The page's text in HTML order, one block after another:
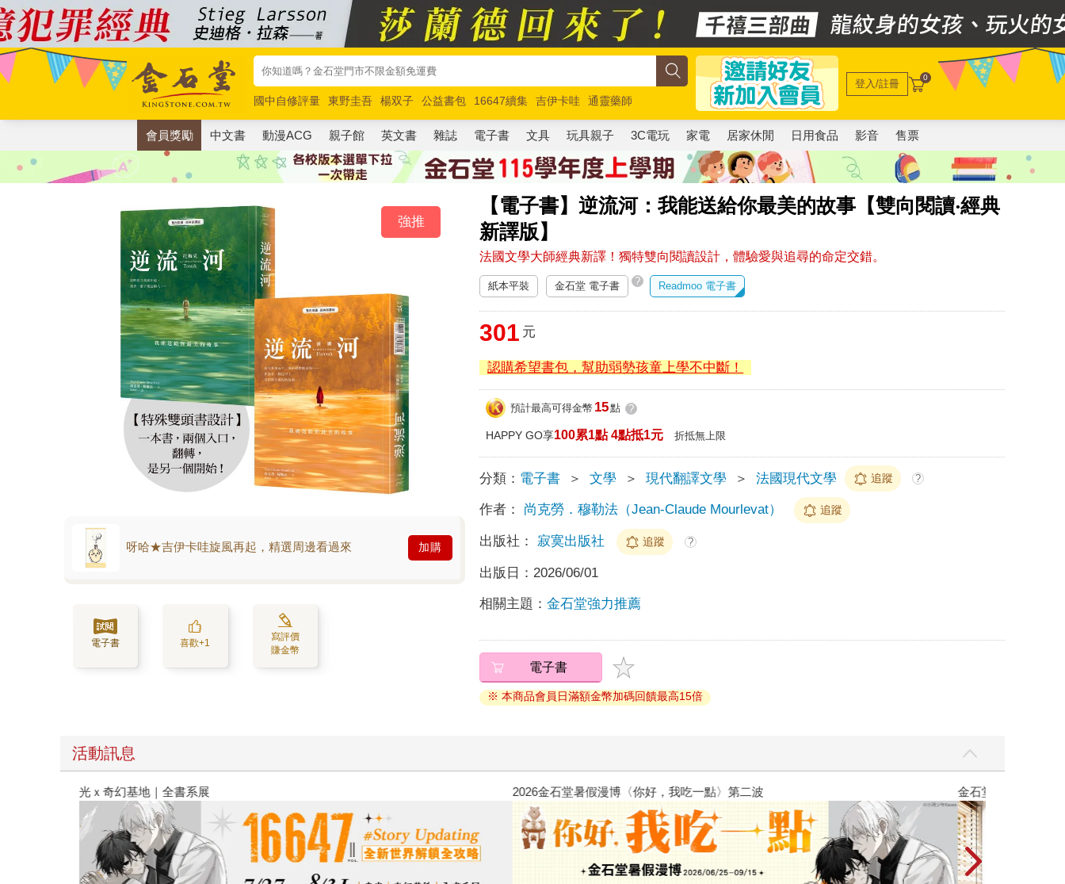
國中自修評量 東野圭吾 楊双子 公益書包 16647續集 吉伊卡哇
通靈藥師
唯紅花綻放
奧德賽 路邊攤新作 馬斯克 玩具總動員5 超慢跑
登入/註冊 0
會員獎勵 中文書 動漫ACG 親子館 英文書 雜誌 電子書 文具 玩具親子 3C電玩 家電 居家休閒 日用食品 影音 售票
【電子書】逆流河：我能送給你最美的故事【雙向閱讀‧經典
新譯版】
法國文學大師經典新譯！獨特雙向閱讀設計，體驗愛與追尋的命定交錯。
強推
呀哈★吉伊卡哇旋風再起，精選周邊看過來 加購
電子書 喜歡+1
寫評價
賺金幣
紙本平裝 金石堂 電子書 ? Readmoo 電子書
301 元
認購希望書包，幫助弱勢孩童上學不中斷！
預計最高可得金幣 15點 ?
HAPPY GO享100累1點 4點抵1元 折抵無上限
分類： 電子書 ＞ 文學 ＞ 現代翻譯文學 ＞ 法國現代文學 追蹤 ?
作者： 尚克勞．穆勒法（Jean-Claude Mourlevat） 追蹤
出版社： 寂寞出版社 追蹤 ?
出版日： 2026/06/01
相關主題：金石堂強力推薦
電子書
※ 本商品會員日滿額金幣加碼回饋最高15倍
活動訊息
春光ｘ奇幻基地｜全書系展 2026金石堂暑假漫博〈你好，我吃一點〉第二波 金石堂2026海